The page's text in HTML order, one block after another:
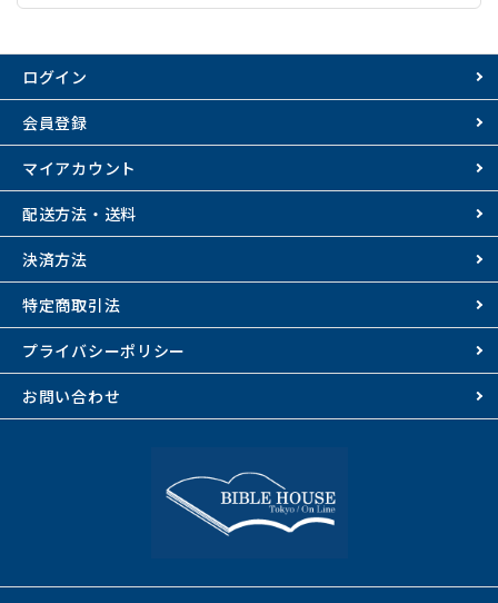
ログイン
会員登録
マイアカウント
配送方法・送料
決済方法
特定商取引法
プライバシーポリシー
お問い合わせ